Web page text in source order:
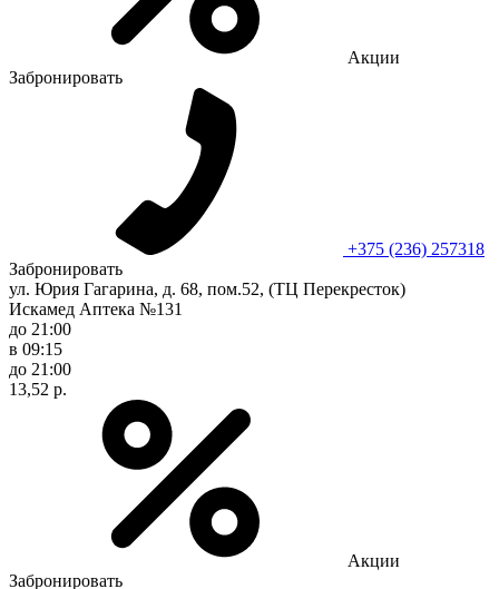
Акции
Забронировать
+375 (236) 257318
Забронировать
ул. Юрия Гагарина, д. 68, пом.52, (ТЦ Перекресток)
Искамед Аптека №131
до 21:00
в 09:15
до 21:00
13,52 р.
Акции
Забронировать